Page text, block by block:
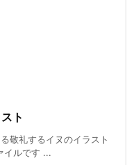
ト
敬礼するイヌのイラスト
イルです ...